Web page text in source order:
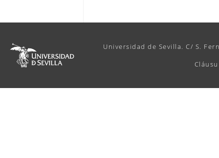
Universidad de Sevilla. C/ S.